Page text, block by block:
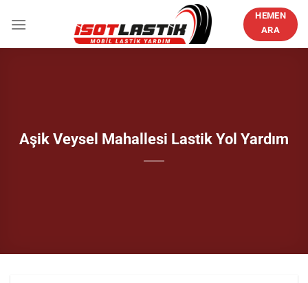
atla
HEMEN
ARA
Aşik Veysel Mahallesi Lastik Yol Yardım